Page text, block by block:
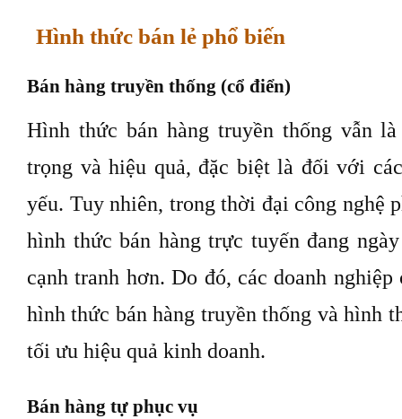
Hình thức bán lẻ phổ biến
Bán hàng truyền thống (cổ điển)
Hình thức bán hàng truyền thống vẫn
trọng và hiệu quả, đặc biệt là đối với
yếu. Tuy nhiên, trong thời đại công nghệ
hình thức bán hàng trực tuyến đang
cạnh tranh hơn. Do đó, các doanh
hình thức bán hàng truyền thống và hình
tối ưu hiệu quả kinh doanh.
Bán hàng tự phục vụ